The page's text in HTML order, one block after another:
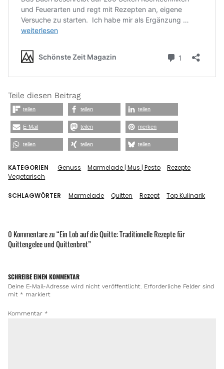
Teile diesen Beitrag
teilen teilen teilen
E-Mail teilen merken
teilen teilen teilen
KATEGORIEN Genuss Marmelade | Mus | Pesto
Rezepte
Vegetarisch
SCHLAGWÖRTER Marmelade Quitten Rezept Top Kulinarik
0 Kommentare zu “Ein Lob auf die Quitte: Traditionelle Rezepte für
Quittengelee und Quittenbrot”
SCHREIBE EINEN KOMMENTAR
Deine E-Mail-Adresse wird nicht veröffentlicht. Erforderliche Felder sind
mit* markiert
Kommentar*